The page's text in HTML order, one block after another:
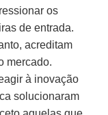
os
de entrada.
acreditam
mercado.
à inovação
solucionaram